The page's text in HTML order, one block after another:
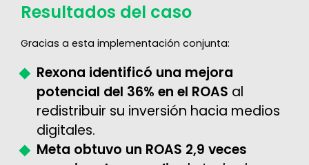
Resultados del caso
Gracias a esta implementación conjunta:
Rexona identificó una mejora
potencial del 36% en el ROAS al
redistribuir su inversión hacia medios
digitales.
Meta obtuvo un ROAS 2,9 veces